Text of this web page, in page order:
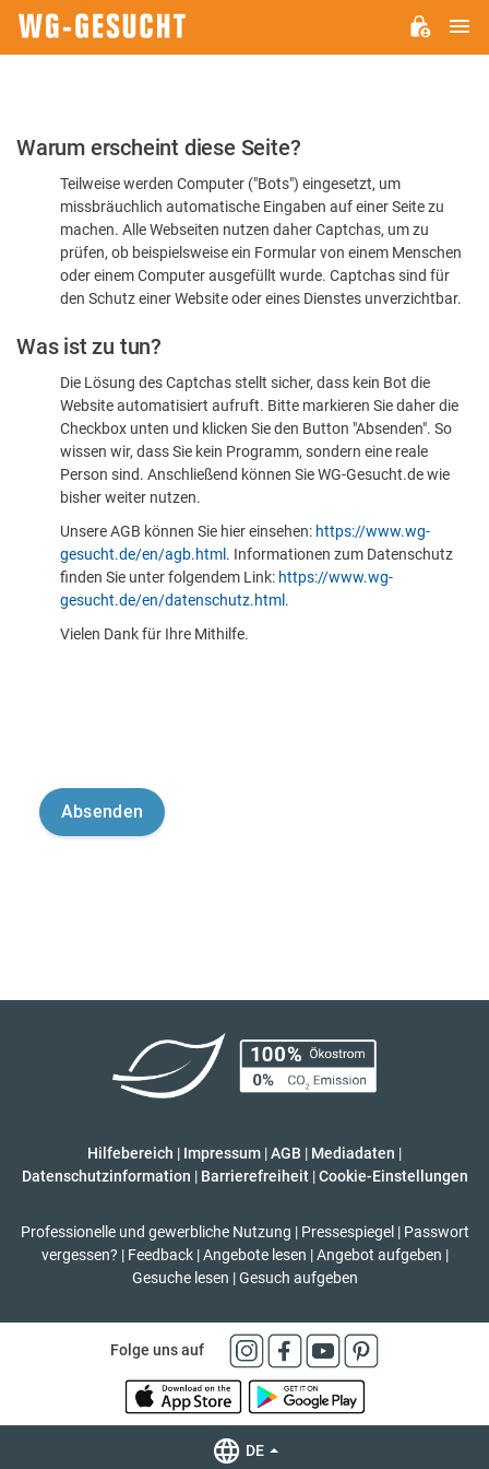
Bitte
dass
sind
Warum erscheint diese Seite?
Teilweise werden Computer ("Bots") eingesetzt, um
missbräuchlich automatische Eingaben auf einer Seite zu
machen. Alle Webseiten nutzen daher Captchas, um zu
prüfen, ob beispielsweise ein Formular von einem Menschen
oder einem Computer ausgefüllt wurde. Captchas sind für
den Schutz einer Website oder eines Dienstes unverzichtbar.
Was ist zu tun?
Die Lösung des Captchas stellt sicher, dass kein Bot die
Website automatisiert aufruft. Bitte markieren Sie daher die
Checkbox unten und klicken Sie den Button "Absenden". So
wissen wir, dass Sie kein Programm, sondern eine reale
Person sind. Anschließend können Sie WG-Gesucht.de wie
bisher weiter nutzen.
Unsere AGB können Sie hier einsehen: https://www.wg-
gesucht.de/en/agb.html . Informationen zum Datenschutz
finden Sie unter folgendem Link: https://www.wg-
gesucht.de/en/datenschutz.html .
Vielen Dank für Ihre Mithilfe.
Hilfebereich | Impressum |AGB | Mediadaten |
Datenschutzinformation | Barrierefreiheit | Cookie-Einstellungen
Professionelle und gewerbliche Nutzung | Pressespiegel | Passwort
vergessen? | Feedback | Angebote lesen | Angebot aufgeben |
Gesuche lesen | Gesuch aufgeben
Folge uns auf
DE